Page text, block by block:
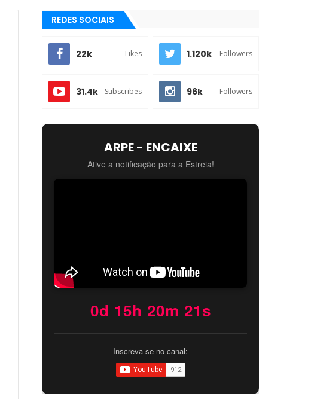
REDES SOCIAIS
22k Likes 1.120k Followers
31.4k Subscribes 96k Followers
ARPE - ENCAIXE
Ative a notificação para a Estreia!
0d 15h 20m 20s
Inscreva-se no canal: